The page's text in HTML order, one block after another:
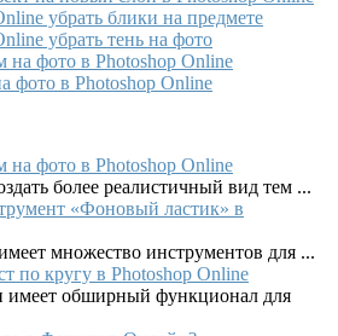
убрать блики на предмете
убрать тень на фото
на фото в Photoshop Online
фото в Photoshop Online
на фото в Photoshop Online
более реалистичный вид тем ...
«Фоновый ластик» в
множество инструментов для ...
по кругу в Photoshop Online
обширный функционал для